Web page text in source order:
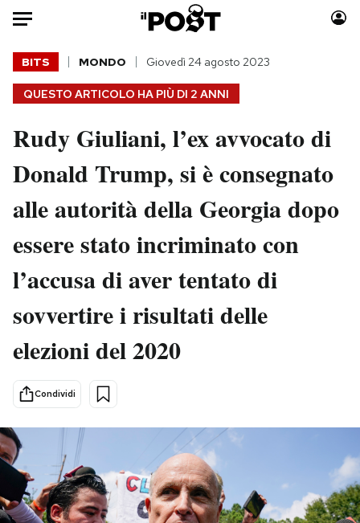
Auto
HOME
Italia
Mondo
Politica
Tecnologia
Scienza
Sport
Moda
Consumismi
Storie/Idee
Ok Boomer!
Media
Europa
Mondiali calcio 2026
PODCAST
NEWSLETTER
I MIEI PREFERITI
QUESTO ARTICOLO HA PIÙ DI 2 ANNI
BITS MONDO Giovedì 24 agosto 2023
Rudy Giuliani, l’ex avvocato di
Donald Trump, si è consegnato
alle autorità della Georgia dopo
essere stato incriminato con
l’accusa di aver tentato di
sovvertire i risultati delle
elezioni del 2020
Condividi